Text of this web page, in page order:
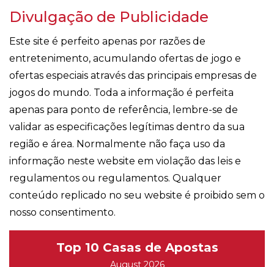
Divulgação de Publicidade
Este site é perfeito apenas por razões de
entretenimento, acumulando ofertas de jogo e
ofertas especiais através das principais empresas de
jogos do mundo. Toda a informação é perfeita
apenas para ponto de referência, lembre-se de
validar as especificações legítimas dentro da sua
região e área. Normalmente não faça uso da
informação neste website em violação das leis e
regulamentos ou regulamentos. Qualquer
conteúdo replicado no seu website é proibido sem o
nosso consentimento.
Top 10 Casas de Apostas
August 2026